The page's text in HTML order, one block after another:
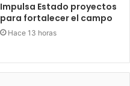
Impulsa Estado proyectos
para fortalecer el campo
Hace 13 horas